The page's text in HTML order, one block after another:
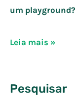
um
4
nunca
Leia mais »
Pesquisar